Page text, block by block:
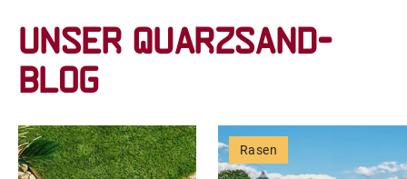
Unser Quarzsand-
Blog
Rasen